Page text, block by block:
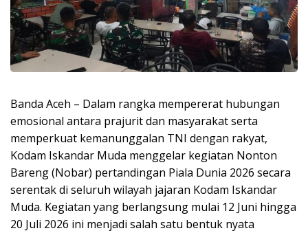
Banda Aceh – Dalam rangka mempererat hubungan
emosional antara prajurit dan masyarakat serta
memperkuat kemanunggalan TNI dengan rakyat,
Kodam Iskandar Muda menggelar kegiatan Nonton
Bareng (Nobar) pertandingan Piala Dunia 2026 secara
serentak di seluruh wilayah jajaran Kodam Iskandar
Muda. Kegiatan yang berlangsung mulai 12 Juni hingga
20 Juli 2026 ini menjadi salah satu bentuk nyata